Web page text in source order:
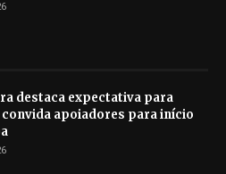
destaca expectativa para
convida apoiadores para início